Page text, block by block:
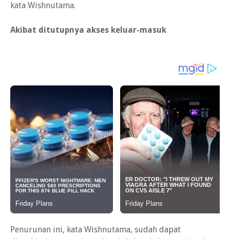
kata Wishnutama.
Akibat ditutupnya akses keluar-masuk
Penurunan ini, kata Wishnutama, sudah dapat